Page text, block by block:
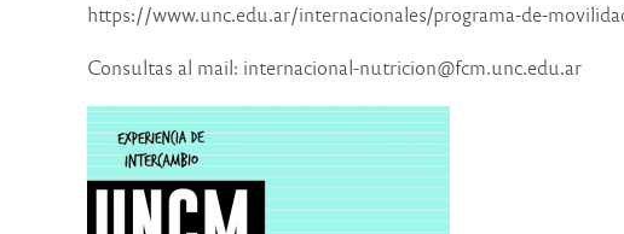
https://www.unc.edu.ar/internacionales/programa-de-
Consultas al mail: internacional-nutricion@fcm.unc.edu.ar